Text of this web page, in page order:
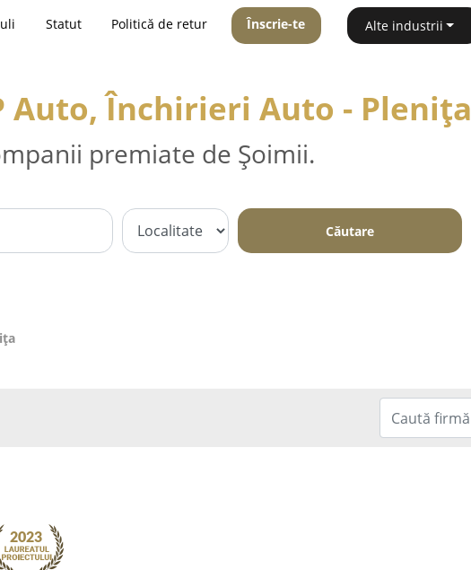
Statut Politică de retur Înscrie-te Alte industrii
Auto, Închirieri Auto - Pleniţa
premiate de Șoimii.
Căutare